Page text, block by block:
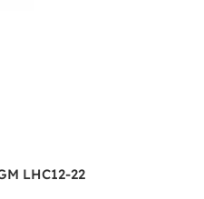
LHC12-22